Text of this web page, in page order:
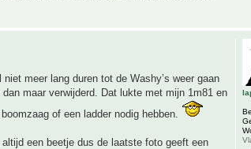
meer lang duren tot de Washy’s weer gaan
maar verwijderd. Dat lukte met mijn 1m81 en
of een ladder nodig hebben.
een beetje dus de laatste foto geeft een